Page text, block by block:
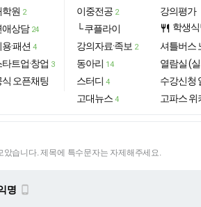
학원 2
애상담 24
·패션 4
타트업·창업 3
식 오픈채팅
이중전공 2
└ 쿠플라이
강의자료·족보 2
동아리 14
스터디 4
고대뉴스 4
강의평가
restaurant 학생
셔틀버스
열람실 (
수강신청
고파스 위
았습니다. 제목에 특수문자는 자제해주세요.
명 